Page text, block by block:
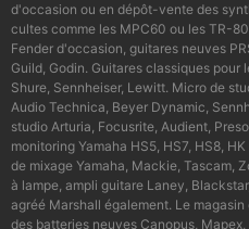
d'occasion ou en dépôt-vente des
cultes comme les MPC60 ou les TR-
Fender d'occasion, guitares neuves
Guild, Godin. Guitares classiques
Shure, Sennheiser, Lewitt. Micro de
Audio Technica, Beyer Dynamic,
studio Arturia, Focusrite, Audient,
monitoring Yamaha HS5, HS7, HS8,
de mixage Yamaha, Mackie, Tascam,
à lampe, ampli guitare Laney,
agréé Marshall également. Le
des batteries neuves Canopus,